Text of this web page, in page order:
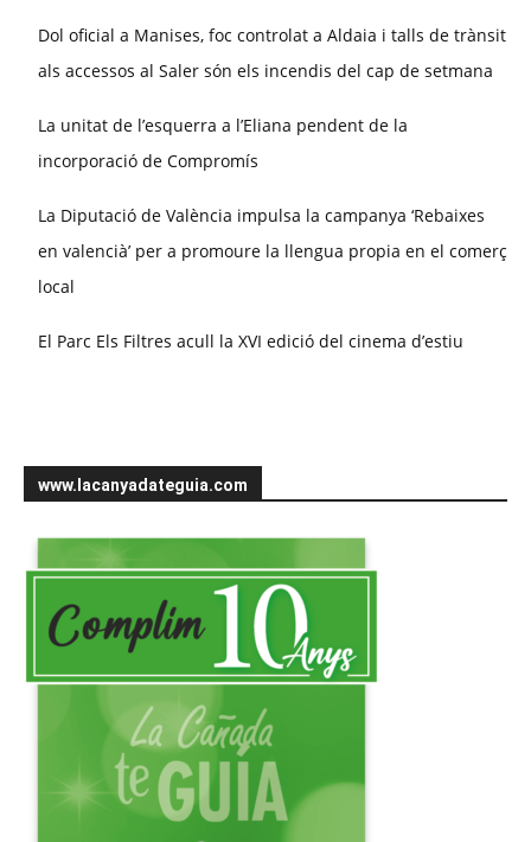
Dol oficial a Manises, foc controlat a Aldaia i talls de trànsit
als accessos al Saler són els incendis del cap de setmana
La unitat de l’esquerra a l’Eliana pendent de la
incorporació de Compromís
La Diputació de València impulsa la campanya ‘Rebaixes
en valencià’ per a promoure la llengua propia en el comerç
local
El Parc Els Filtres acull la XVI edició del cinema d’estiu
www.lacanyadateguia.com